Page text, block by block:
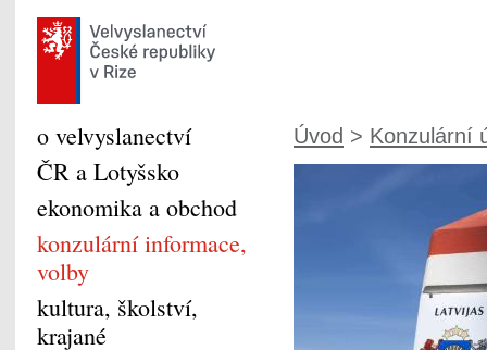
Úvod > Konzulární
o velvyslanectví
ČR a Lotyšsko
ekonomika a obchod
konzulární informace,
volby
kultura, školství,
krajané